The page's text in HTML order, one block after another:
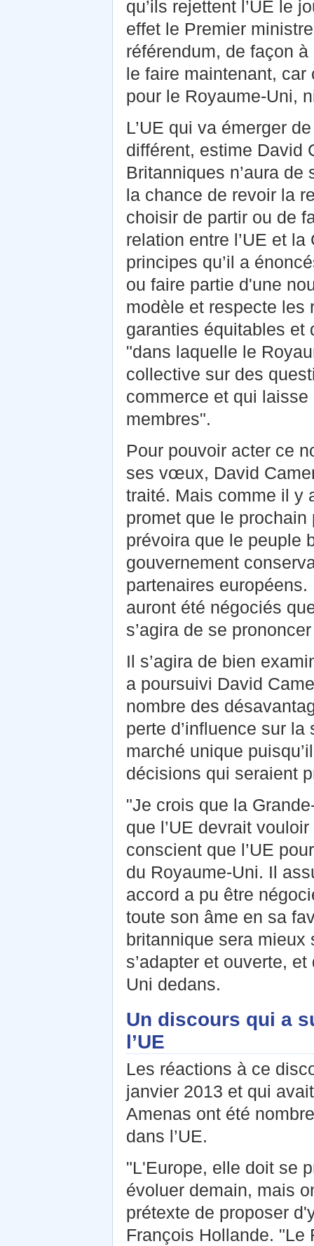
qu’ils rejettent l’UE le
effet le Premier
référendum, de façon
le faire maintenant, car
pour le Royaume-Uni,
L’UE qui va émerger
différent, estime David
Britanniques n’aura de
la chance de revoir la
choisir de partir ou de
relation entre l’UE et
principes qu’il a
ou faire partie d'une
modèle et respecte les
garanties équitables et
"dans laquelle le
collective sur des
commerce et qui
membres".
Pour pouvoir acter ce
ses vœux, David
traité. Mais comme il y
promet que le
prévoira que le peuple
gouvernement
partenaires
auront été négociés
s’agira de se
Il s’agira de bien
a poursuivi David
nombre des
perte d’influence sur
marché unique
décisions qui seraient
"Je crois que la
que l’UE devrait
conscient que l’UE
du Royaume-Uni. Il
accord a pu être
toute son âme en sa
britannique sera
s’adapter et ouverte,
Uni dedans.
Un discours qui a
l’UE
Les réactions à ce
janvier 2013 et qui
Amenas ont été
dans l’UE.
"L'Europe, elle doit se
évoluer demain, mais
prétexte de proposer
François Hollande. "Le